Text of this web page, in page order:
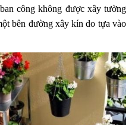
công không được xây tường
bên đường xây kín do tựa vào